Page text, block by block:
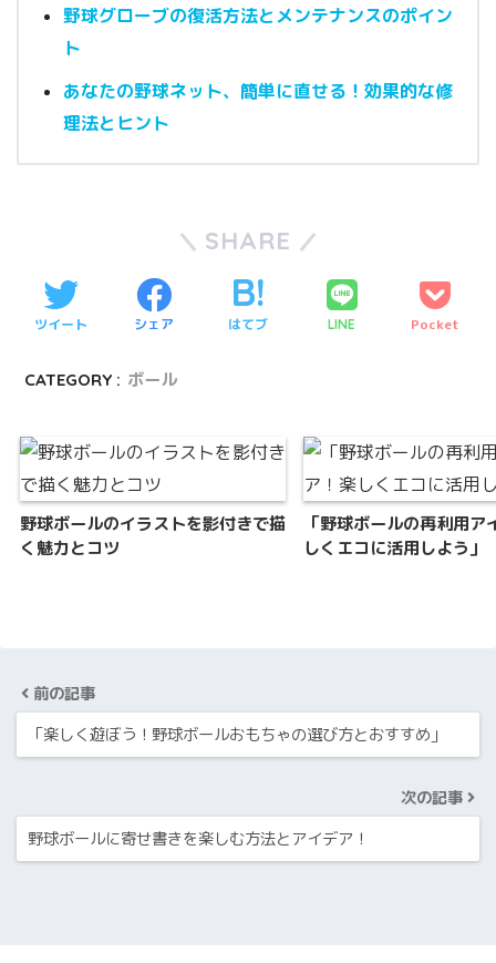
野球グローブの復活方法とメンテナンスのポイン
ト
あなたの野球ネット、簡単に直せる！効果的な修
理法とヒント
SHARE
ツイート シェア はてブ LINE Pocket
CATEGORY : ボール
野球ボールのイラストを影付きで描
く魅力とコツ
「野球ボールの再利用ア
しくエコに活用しよう」
前の記事
「楽しく遊ぼう！野球ボールおもちゃの選び方とおすすめ」
次の記事
野球ボールに寄せ書きを楽しむ方法とアイデア！